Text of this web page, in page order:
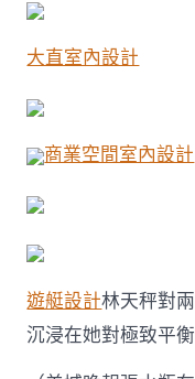
大直室內設計
商業空間室內設計
遊艇設計林天秤對
沉浸在她對極致平